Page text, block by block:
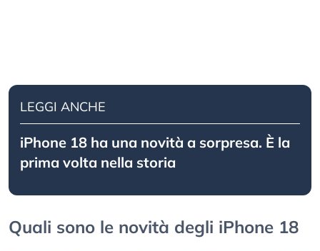
LEGGI ANCHE
iPhone 18 ha una novità a sorpresa. È la
prima volta nella storia
Quali sono le novità degli iPhone 18